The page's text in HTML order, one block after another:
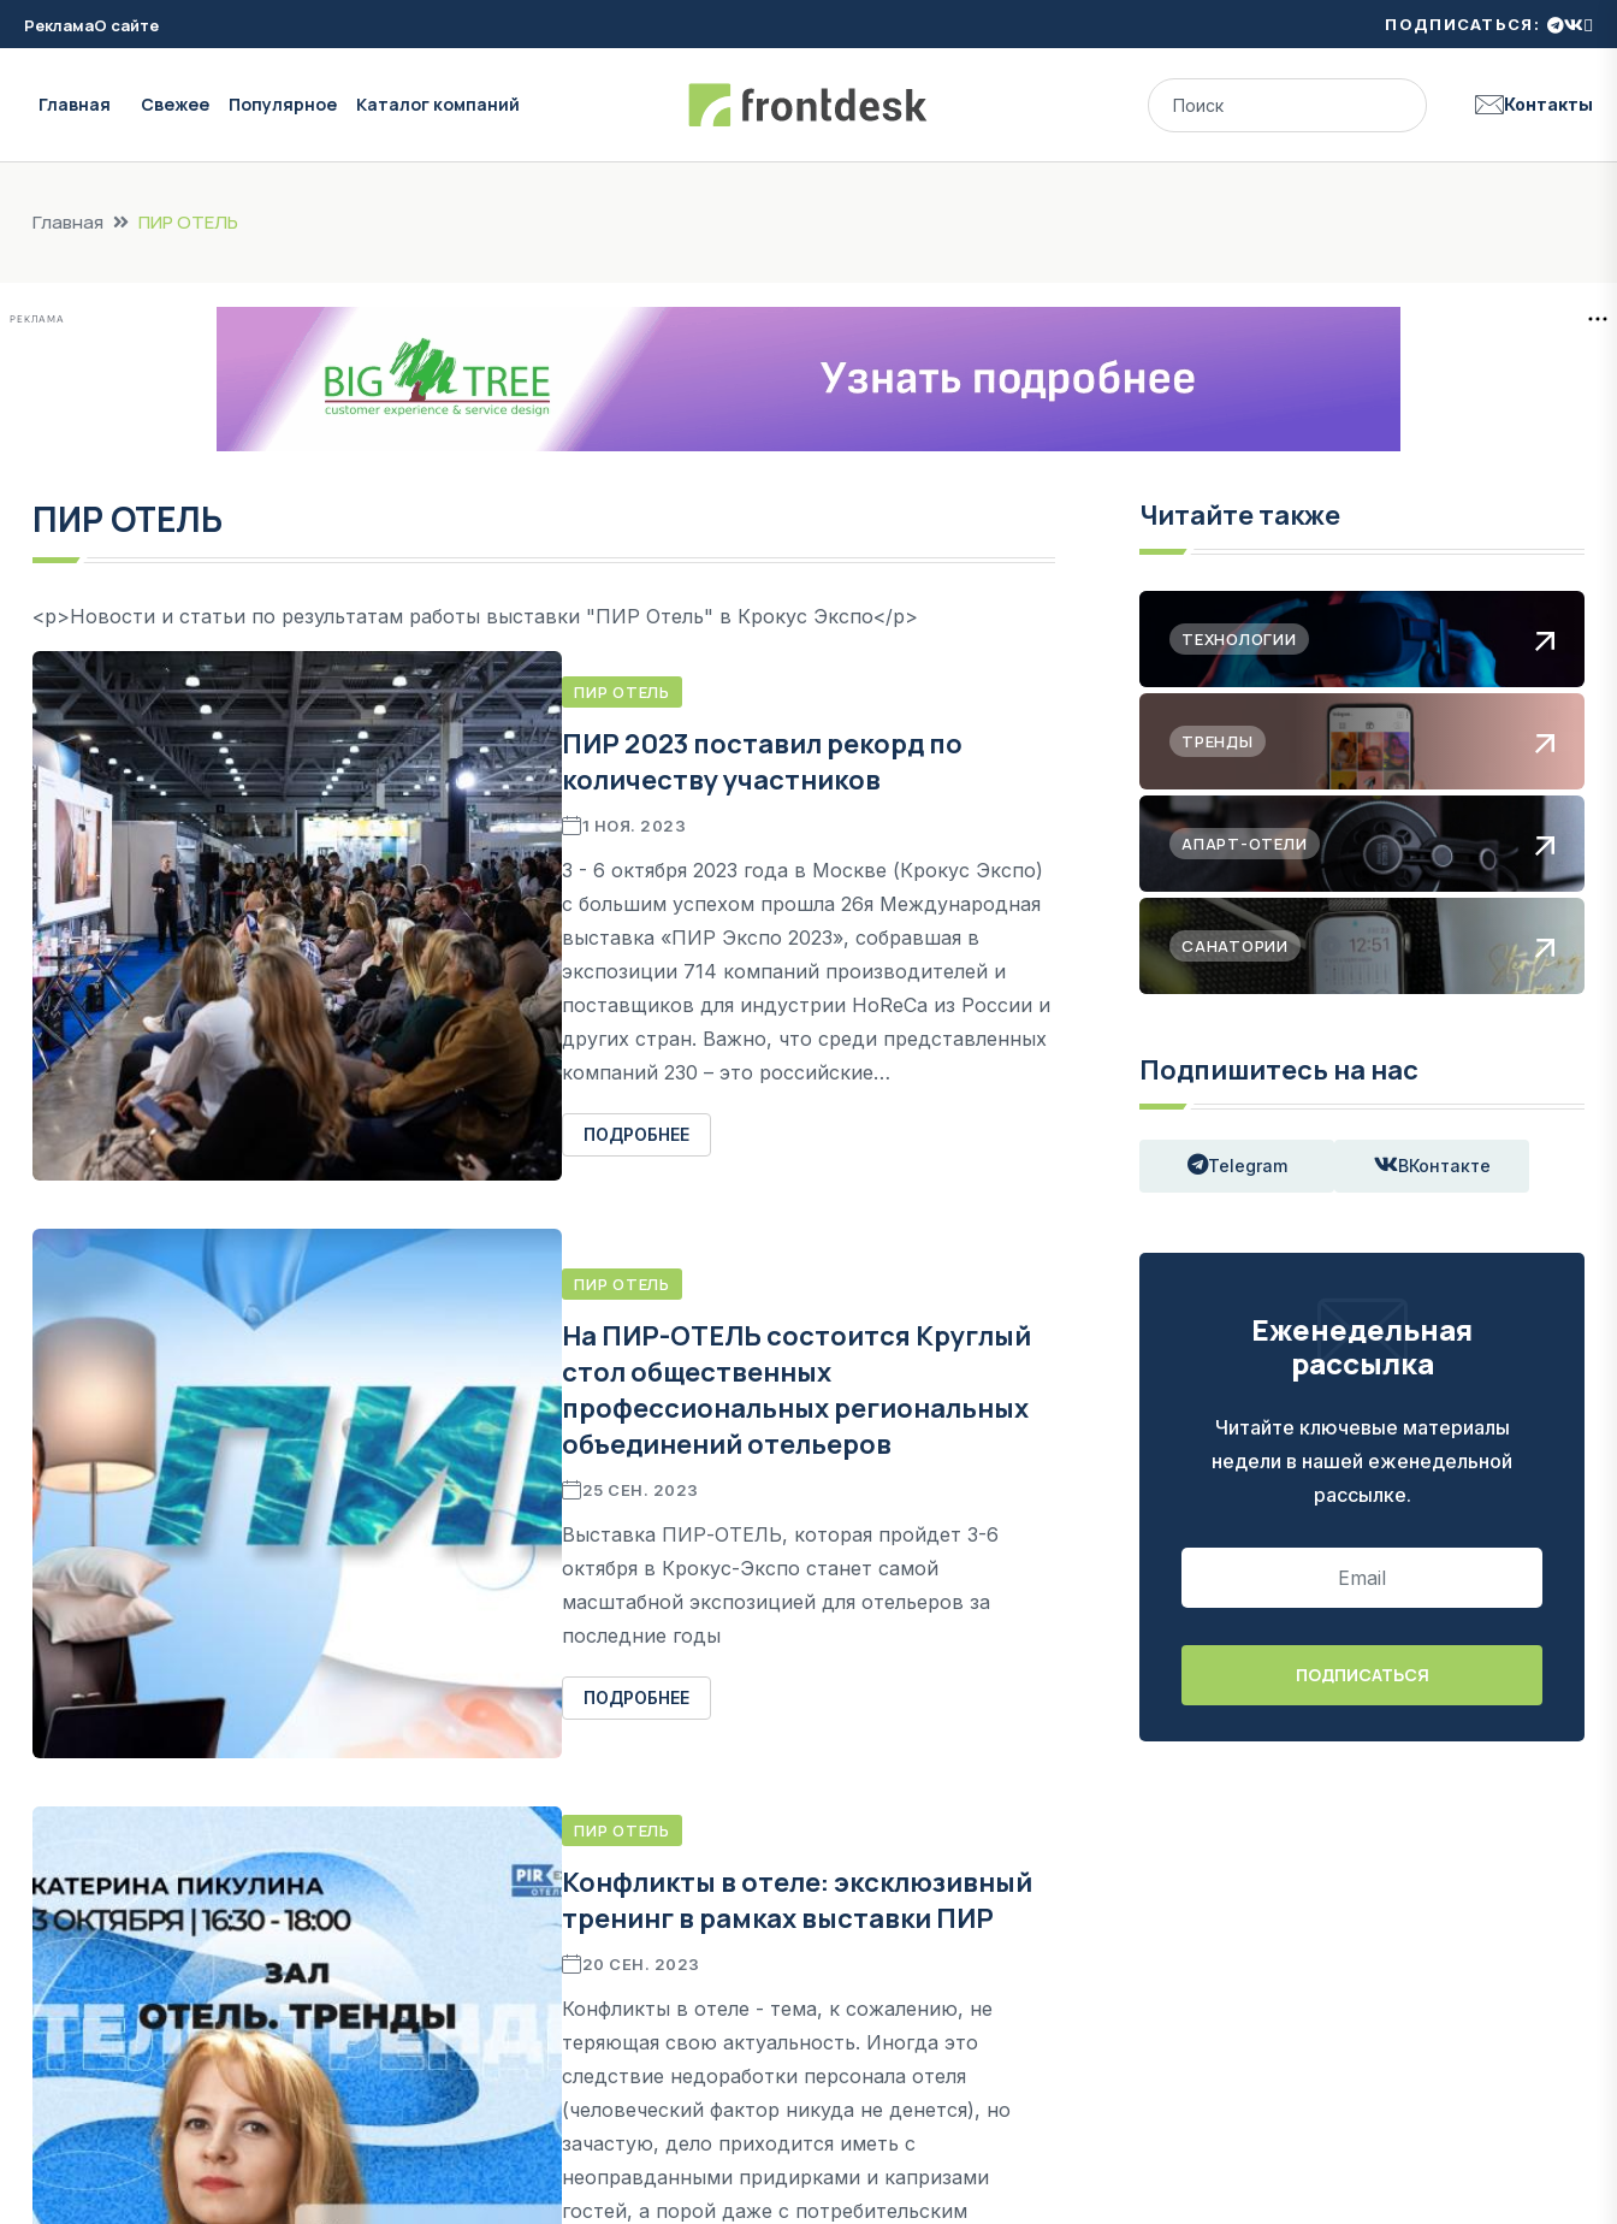
РекламаО сайте ПОДПИСАТЬСЯ:
Главная Свежее Популярное Каталог компаний Контакты
Главная ПИР ОТЕЛЬ
РЕКЛАМА
ПИР ОТЕЛЬ
<p>Новости и статьи по результатам работы выставки "ПИР Отель" в Крокус Экспо</p>
ПИР ОТЕЛЬ
ПИР 2023 поставил рекорд по
количеству участников
1 НОЯ. 2023
3 - 6 октября 2023 года в Москве (Крокус Экспо)
с большим успехом прошла 26я Международная
выставка «ПИР Экспо 2023», собравшая в
экспозиции 714 компаний производителей и
поставщиков для индустрии HoReCa из России и
других стран. Важно, что среди представленных
компаний 230 – это российские…
ПОДРОБНЕЕ
ПИР ОТЕЛЬ
На ПИР-ОТЕЛЬ состоится Круглый
стол общественных
профессиональных региональных
объединений отельеров
25 СЕН. 2023
Выставка ПИР-ОТЕЛЬ, которая пройдет 3-6
октября в Крокус-Экспо станет самой
масштабной экспозицией для отельеров за
последние годы
ПОДРОБНЕЕ
ПИР ОТЕЛЬ
Конфликты в отеле: эксклюзивный
тренинг в рамках выставки ПИР
20 СЕН. 2023
Конфликты в отеле - тема, к сожалению, не
теряющая свою актуальность. Иногда это
следствие недоработки персонала отеля
(человеческий фактор никуда не денется), но
зачастую, дело приходится иметь с
неоправданными придирками и капризами
гостей, а порой даже с потребительским
Читайте также
ТЕХНОЛОГИИ
ТРЕНДЫ
АПАРТ-ОТЕЛИ
САНАТОРИИ
Подпишитесь на нас
Telegram ВКонтакте
Еженедельная
рассылка
Читайте ключевые материалы
недели в нашей еженедельной
рассылке.